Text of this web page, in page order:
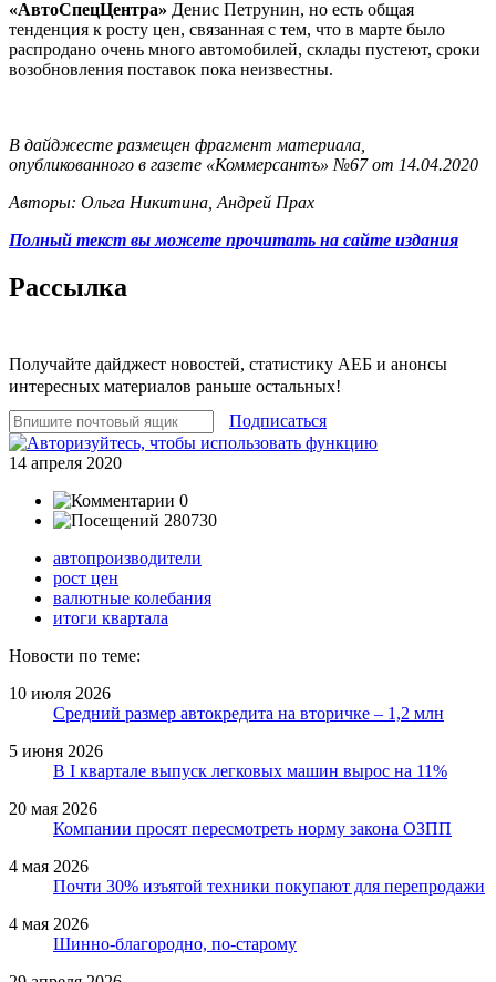
«АвтоСпецЦентра» Денис Петрунин, но есть общая
тенденция к росту цен, связанная с тем, что в марте было
распродано очень много автомобилей, склады пустеют, сроки
возобновления поставок пока неизвестны.
В дайджесте размещен фрагмент материала,
опубликованного в газете «Коммерсантъ» №67 от 14.04.2020
Авторы: Ольга Никитина, Андрей Прах
Полный текст вы можете прочитать на сайте издания
Рассылка
Получайте дайджест новостей, статистику АЕБ и анонсы
интересных материалов раньше остальных!
Подписаться
14 апреля 2020
0
280730
автопроизводители
рост цен
валютные колебания
итоги квартала
Новости по теме:
10 июля 2026
Средний размер автокредита на вторичке – 1,2 млн
5 июня 2026
В I квартале выпуск легковых машин вырос на 11%
20 мая 2026
Компании просят пересмотреть норму закона ОЗПП
4 мая 2026
Почти 30% изъятой техники покупают для перепродажи
4 мая 2026
Шинно-благородно, по-старому